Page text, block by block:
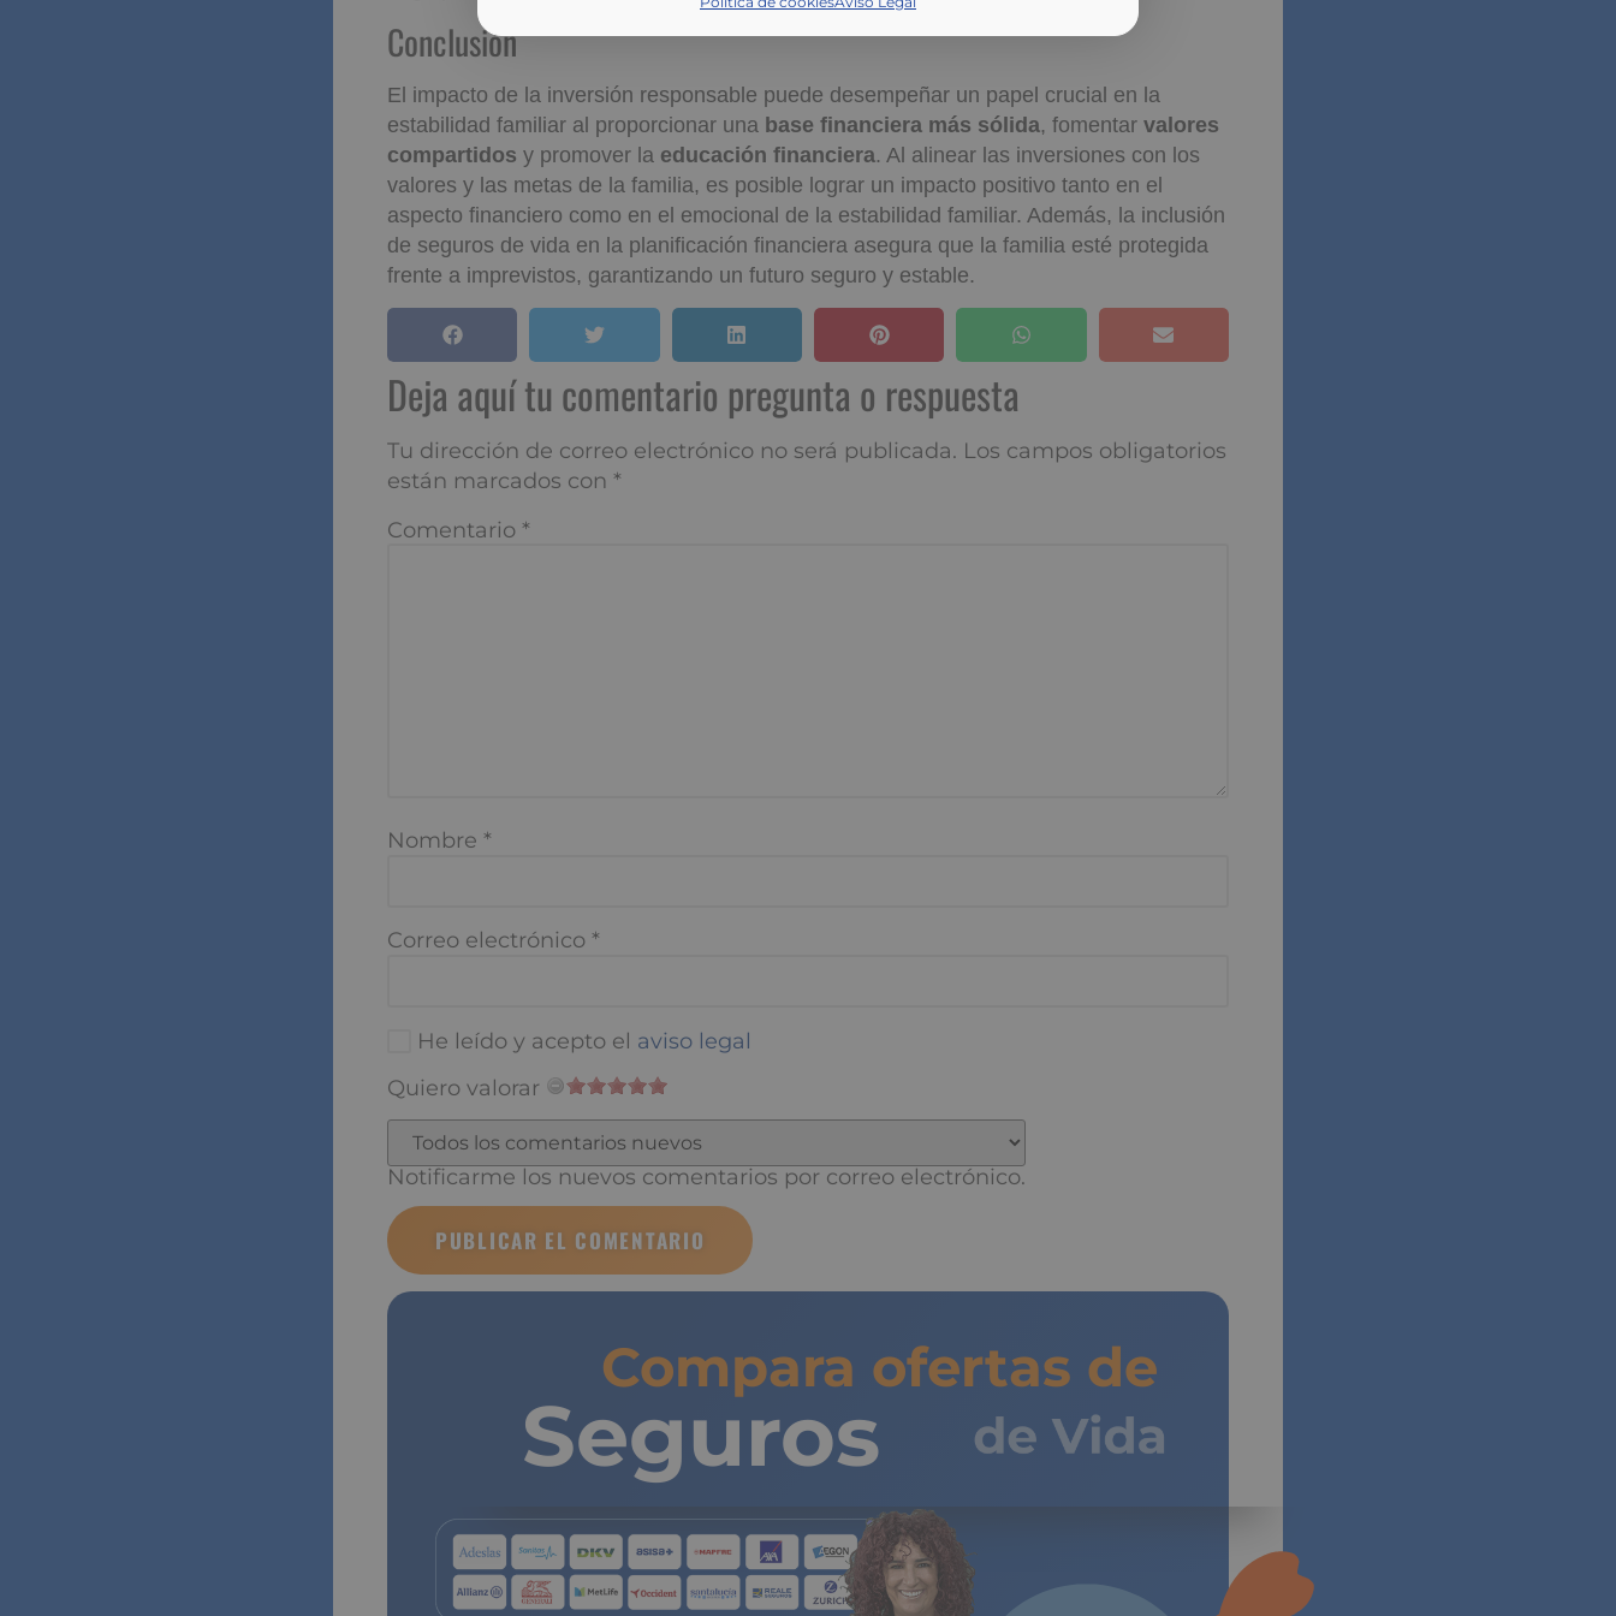
largo plazo.
Conclusión
El impacto de la inversión responsable puede desempeñar un papel crucial en la
estabilidad familiar al proporcionar unabase financiera más sólida, fomentarvalores
compartidos y promover la educación financiera. Al alinear las inversiones con los
valores y las metas de la familia, es posible lograr un impacto positivo tanto en el
aspecto financiero como en el emocional de la estabilidad familiar. Además, la inclusión
de seguros de vida en la planificación financiera asegura que la familia esté protegida
frente a imprevistos, garantizando un futuro seguro y estable.
Deja aquí tu comentario pregunta o respuesta
Tu dirección de correo electrónico no será publicada.
marcados con
He leído y acepto elaviso legal
Quiero valorar
Notificarme los nuevos comentarios por correo electrónico.
Compara ofertas de
Seguros de Vida